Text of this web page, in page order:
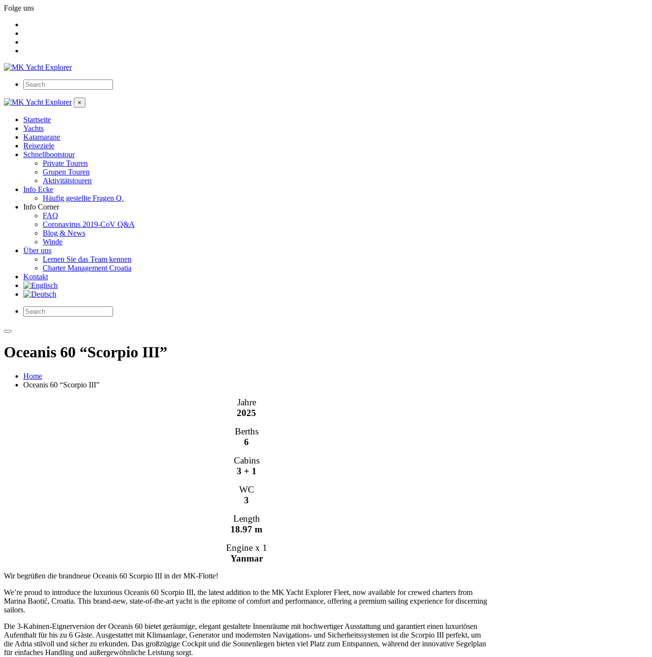
Folge uns
×
Startseite
Yachts
Katamarane
Reiseziele
Schnellbootstour
Private Touren
Grupen Touren
Aktivitätstouren
Info Ecke
Häufig gestellte Fragen Q.
Info Corner
FAQ
Coronavirus 2019-CoV Q&A
Blog & News
Winde
Über uns
Lernen Sie das Team kennen
Charter Management Croatia
Kontakt
Oceanis 60 “Scorpio III”
Home
Oceanis 60 “Scorpio III”
Jahre
2025
Berths
6
Cabins
3 + 1
WC
3
Length
18.97 m
Engine x 1
Yanmar
Wir begrüßen die brandneue Oceanis 60 Scorpio III in der MK-Flotte!
We’re proud to introduce the luxurious Oceanis 60 Scorpio III, the latest addition to the MK Yacht Explorer Fleet, now available for crewed charters from
Marina Baotić, Croatia. This brand-new, state-of-the-art yacht is the epitome of comfort and performance, offering a premium sailing experience for discerning
sailors.
Die 3-Kabinen-Eignerversion der Oceanis 60 bietet geräumige, elegant gestaltete Innenräume mit hochwertiger Ausstattung und garantiert einen luxuriösen
Aufenthalt für bis zu 6 Gäste. Ausgestattet mit Klimaanlage, Generator und modernsten Navigations- und Sicherheitssystemen ist die Scorpio III perfekt, um
die Adria stilvoll und sicher zu erkunden. Das großzügige Cockpit und die Sonnenliegen bieten viel Platz zum Entspannen, während der innovative Segelplan
für einfaches Handling und außergewöhnliche Leistung sorgt.